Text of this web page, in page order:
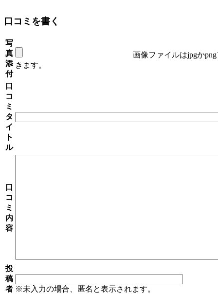
口コミを書く
写
真
添
付
画像ファイルはjpgか
きます。
口
コ
ミ
タ
イ
ト
ル
口
コ
ミ
内
容
投
稿
者 ※未入力の場合、匿名と表示されます。